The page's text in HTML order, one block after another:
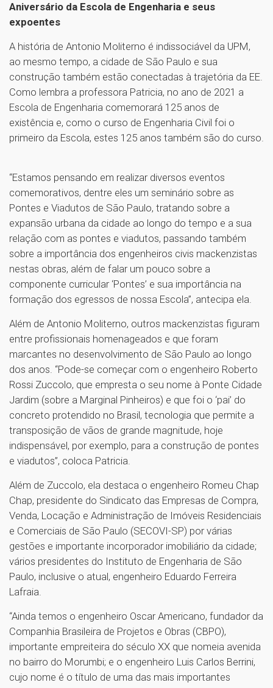
Aniversário da Escola de Engenharia e seus
expoentes
A história de Antonio Moliterno é indissociável da UPM,
ao mesmo tempo, a cidade de São Paulo e sua
construção também estão conectadas à trajetória da EE.
Como lembra a professora Patricia, no ano de 2021 a
Escola de Engenharia comemorará 125 anos de
existência e, como o curso de Engenharia Civil foi o
primeiro da Escola, estes 125 anos também são do curso.
“Estamos pensando em realizar diversos eventos
comemorativos, dentre eles um seminário sobre as
Pontes e Viadutos de São Paulo, tratando sobre a
expansão urbana da cidade ao longo do tempo e a sua
relação com as pontes e viadutos, passando também
sobre a importância dos engenheiros civis mackenzistas
nestas obras, além de falar um pouco sobre a
componente curricular ‘Pontes’ e sua importância na
formação dos egressos de nossa Escola”, antecipa ela.
Além de Antonio Moliterno, outros mackenzistas figuram
entre profissionais homenageados e que foram
marcantes no desenvolvimento de São Paulo ao longo
dos anos. “Pode-se começar com o engenheiro Roberto
Rossi Zuccolo, que empresta o seu nome à Ponte Cidade
Jardim (sobre a Marginal Pinheiros) e que foi o ‘pai’ do
concreto protendido no Brasil, tecnologia que permite a
transposição de vãos de grande magnitude, hoje
indispensável, por exemplo, para a construção de pontes
e viadutos”, coloca Patricia.
Além de Zuccolo, ela destaca o engenheiro Romeu Chap
Chap, presidente do Sindicato das Empresas de Compra,
Venda, Locação e Administração de Imóveis Residenciais
e Comerciais de São Paulo (SECOVI-SP) por várias
gestões e importante incorporador imobiliário da cidade;
vários presidentes do Instituto de Engenharia de São
Paulo, inclusive o atual, engenheiro Eduardo Ferreira
Lafraia.
“Ainda temos o engenheiro Oscar Americano, fundador da
Companhia Brasileira de Projetos e Obras (CBPO),
importante empreiteira do século XX que nomeia avenida
no bairro do Morumbi; e o engenheiro Luis Carlos Berrini,
cujo nome é o título de uma das mais importantes